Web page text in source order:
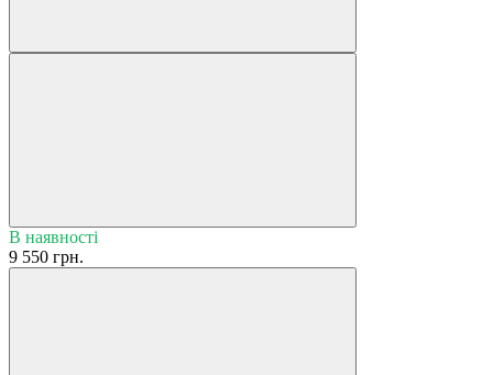
В наявності
9 550 грн.